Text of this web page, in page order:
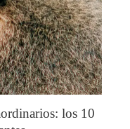
los 10